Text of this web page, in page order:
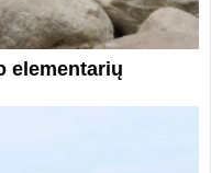
elementarių